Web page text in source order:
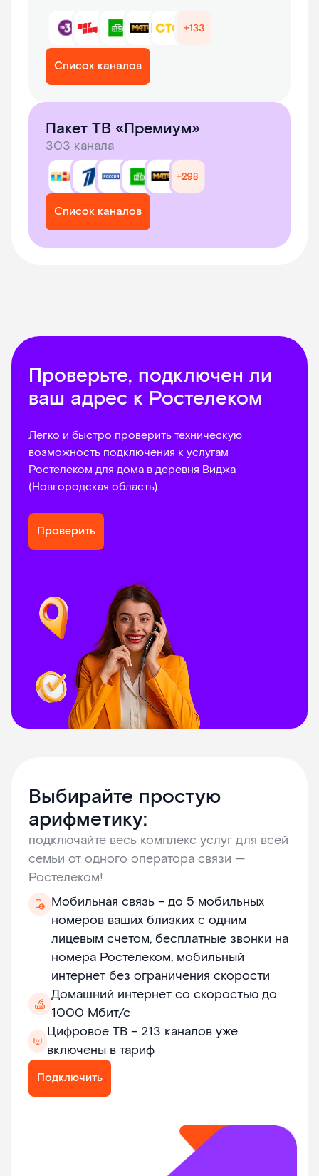
Список каналов
Пакет ТВ «Премиум»
303 канала
Список каналов
Проверьте, подключен ли
ваш адрес к Ростелеком
Легко и быстро проверить техническую
возможность подключения к услугам
Ростелеком для дома в деревня Виджа
(Новгородская область).
Проверить
Выбирайте простую
арифметику:
подключайте весь комплекс услуг для всей
семьи от одного оператора связи —
Ростелеком!
Мобильная связь – до 5 мобильных
номеров ваших близких с одним
лицевым счетом, бесплатные звонки на
номера Ростелеком, мобильный
интернет без ограничения скорости
Домашний интернет со скоростью до
1000 Мбит/с
Цифровое ТВ – 213 каналов уже
включены в тариф
Подключить